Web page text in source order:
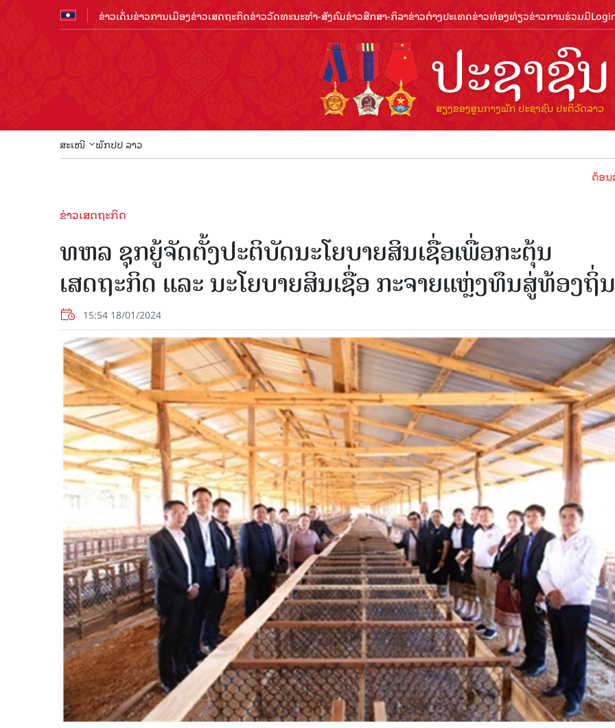
ຂ່າວເດັ່ນຂ່າວການເມືອງຂ່າວເສດຖະກິດຂ່າວວັດທະນະທຳ-ສັງຄົມຂ່າວສືກສາ-ກິລາຂ່າວຕ່າງປະເທດຂ່າວທ່ອງທ່ຽວຂ່າວການຮ່ວມມື
ສະເໜີ ພັກປປ ລາວ
ຕ້ອນຮັບປີທ່ອ
ຂ່າວເສດຖະກິດ
ທຫລ ຊຸກຍູ້ຈັດຕັ້ງປະຕິບັດນະໂຍບາຍສິນເຊື່ອເພື່ອກະຕຸ້ນ
ເສດຖະກິດ ແລະ ນະໂຍບາຍສິນເຊື່ອ ກະຈາຍແຫຼ່ງທຶນສູ່ທ້ອງຖິ່ນ
15:54 18/01/2024